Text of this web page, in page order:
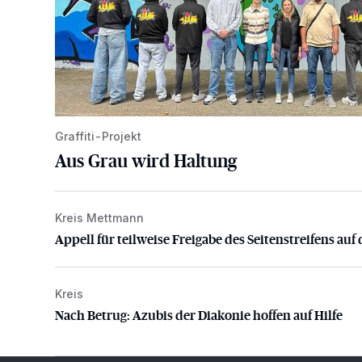
Graffiti-Projekt
Aus Grau wird Haltung
Appell für teilweise Freigabe des Seitenstreifens auf
Kreis Mettmann
Appell für teilweise Freigabe des Seitenstreifens auf
Nach Betrug: Azubis der Diakonie hoffen auf Hilfe
Kreis
Nach Betrug: Azubis der Diakonie hoffen auf Hilfe